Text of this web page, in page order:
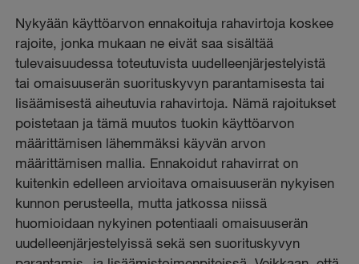
Nykyään käyttöarvon ennakoituja rahavirtoja koskee
rajoite, jonka mukaan ne eivät saa sisältää
tulevaisuudessa toteutuvista uudelleenjärjestelyistä
tai omaisuuserän suorituskyvyn parantamisesta tai
lisäämisestä aiheutuvia rahavirtoja. Nämä rajoitukset
poistetaan ja tämä muutos tuokin käyttöarvon
määrittämisen lähemmäksi käyvän arvon
määrittämisen mallia. Ennakoidut rahavirrat on
kuitenkin edelleen arvioitava omaisuuserän nykyisen
kunnon perusteella, mutta jatkossa niissä
huomioidaan nykyinen potentiaali omaisuuserän
uudelleenjärjestelyissä sekä sen suorituskyvyn